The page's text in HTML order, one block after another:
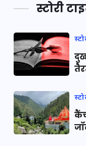
स्टोरी